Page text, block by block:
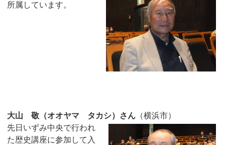
所属しています。
大山 敬（オオヤマ タカシ）さん （横浜市）
先日いずみ中央で行われ
た歴史講座に参加して入